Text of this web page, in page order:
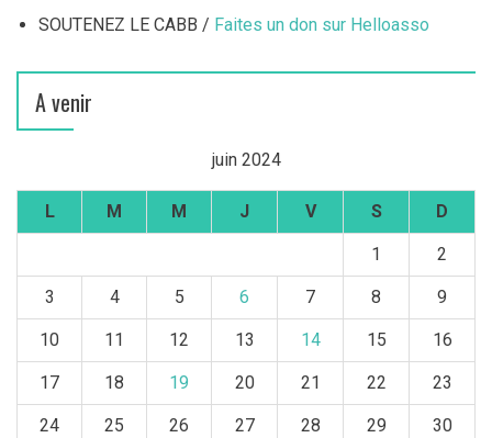
SOUTENEZ LE CABB / Faites un don sur Helloasso
A venir
juin 2024
L M M J V S D
1 2
3 4 5 6 7 8 9
10 11 12 13 14 15 16
17 18 19 20 21 22 23
24 25 26 27 28 29 30